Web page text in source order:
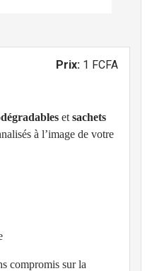
Prix: 1 FCFA
et sachets
à l’image de votre
compromis sur la